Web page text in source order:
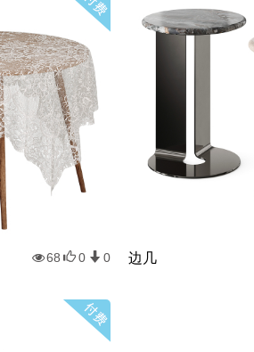
68 0 0 边几